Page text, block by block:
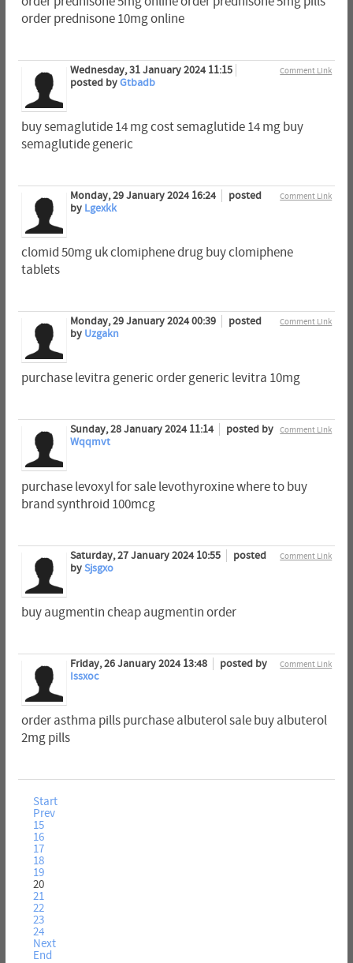
order prednisone 10mg online
Comment Link
Wednesday, 31 January 2024 11:15
posted byGtbadb
buy semaglutide 14 mg cost semaglutide 14 mg buy
semaglutide generic
Comment Link
Monday, 29 January 2024 16:24
posted
by Lgexkk
clomid 50mg uk clomiphene drug buy clomiphene
tablets
Comment Link
Monday, 29 January 2024 00:39
posted
by Uzgakn
purchase levitra generic order generic levitra 10mg
Comment Link
Sunday, 28 January 2024 11:14
posted by
Wqqmvt
purchase levoxyl for sale levothyroxine where to buy
brand synthroid 100mcg
Comment Link
Saturday, 27 January 2024 10:55
posted
bySjsgxo
buy augmentin cheap augmentin order
Comment Link
Friday, 26 January 2024 13:48
posted by
Issxoc
order asthma pills purchase albuterol sale buy albuterol
2mg pills
Start
Prev
15
16
17
18
19
20
21
22
23
24
Next
End